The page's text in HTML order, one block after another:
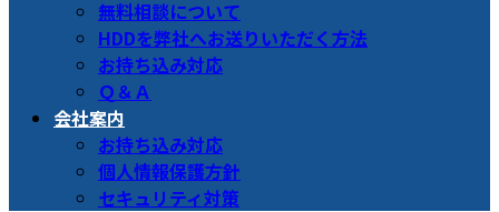
無料相談について
HDDを弊社へお送りいただく方法
お持ち込み対応
Ｑ＆Ａ
会社案内
お持ち込み対応
個人情報保護方針
セキュリティ対策